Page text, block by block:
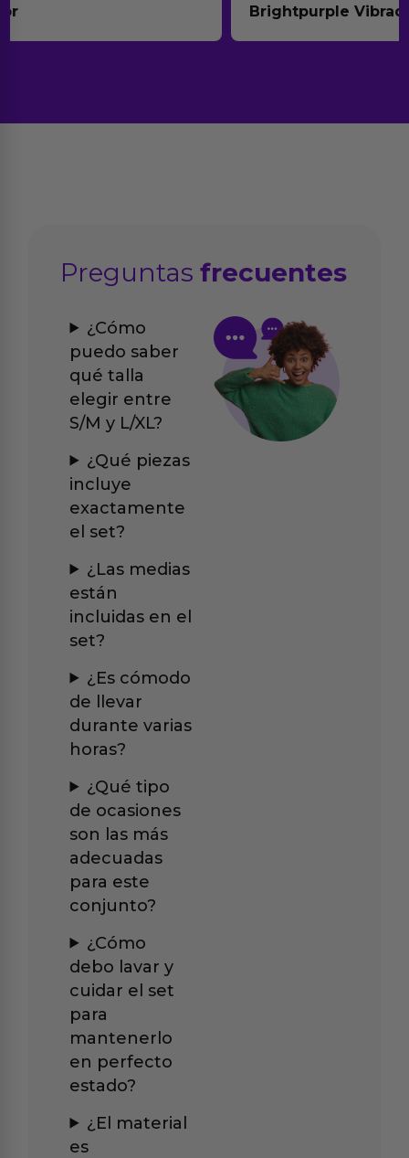
Brightpurple Vibrador y Rotador
Preguntasfrecuentes
¿Cómo
puedo saber
qué talla
elegir entre
S/M y L/XL?
¿Qué piezas
incluye
exactamente
el set?
¿Las medias
están
incluidas en el
set?
¿Es cómodo
de llevar
durante varias
horas?
¿Qué tipo
de ocasiones
son las más
adecuadas
para este
conjunto?
¿Cómo
debo lavar y
cuidar el set
para
mantenerlo
en perfecto
estado?
¿El material
es